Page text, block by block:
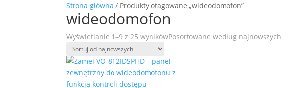
Strona główna / Produkty otagowane „wideodomofon”
wideodomofon
Wyświetlanie 1–9 z 25 wynikówPosortowane według najnowszych